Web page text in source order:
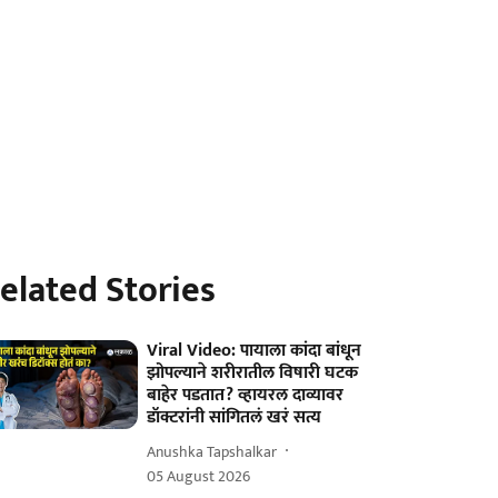
Stories
Viral Video: पायाला कांदा बांधून
झोपल्याने शरीरातील विषारी घटक
बाहेर पडतात? व्हायरल दाव्यावर
डॉक्टरांनी सांगितलं खरं सत्य
Anushka Tapshalkar
05 August 2026